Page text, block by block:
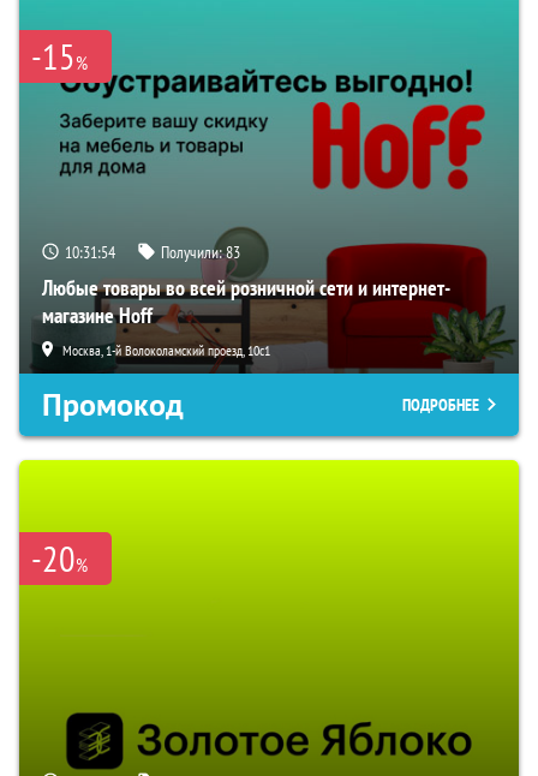
-15%
10:31:53 Получили:83
Любые товары во всей розничной сети и интернет-
магазине Hoff
Москва, 1-й Волоколамский проезд, 10с1
Промокод ПОДРОБНЕЕ
-20%